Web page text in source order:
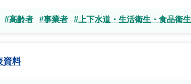
#高齢者 #事業者 #上下水道・生活衛生・食品衛生
資料